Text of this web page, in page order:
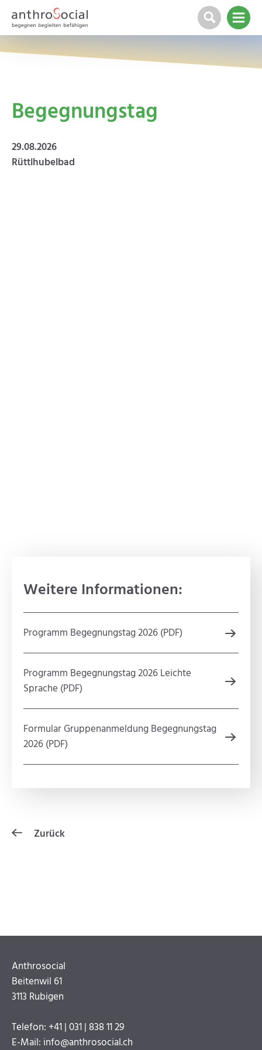
Begegnungstag
29.08.2026
Rüttihubelbad
Weitere Informationen:
Programm Begegnungstag 2026 (PDF)
Programm Begegnungstag 2026 Leichte
Sprache (PDF)
Formular Gruppenanmeldung Begegnungstag
2026 (PDF)
Zurück
Anthrosocial
Beitenwil 61
3113 Rubigen
Telefon: +41 | 031 | 838 11 29
E-Mail: info@anthrosocial.ch